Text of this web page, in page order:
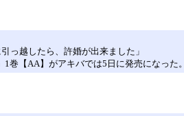
っ越したら、許婚が出来ました」
巻【AA】がアキバでは5日に発売になった